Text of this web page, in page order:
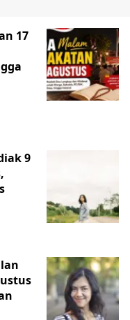
17
9